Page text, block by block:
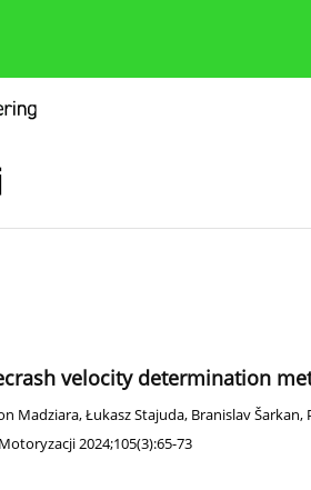
velocity determination
Madziara,Łukasz Stajuda, Branislav Šarkan,
2024;105(3):65-73